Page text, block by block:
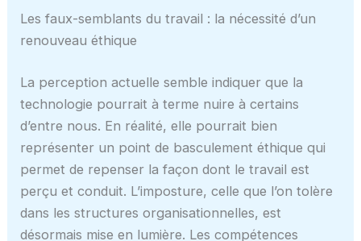
Les faux-semblants du travail : la nécessité d’un
renouveau éthique
La perception actuelle semble indiquer que la
technologie pourrait à terme nuire à certains
d’entre nous. En réalité, elle pourrait bien
représenter un point de basculement éthique qui
permet de repenser la façon dont le travail est
perçu et conduit. L’imposture, celle que l’on tolère
dans les structures organisationnelles, est
désormais mise en lumière. Les compétences